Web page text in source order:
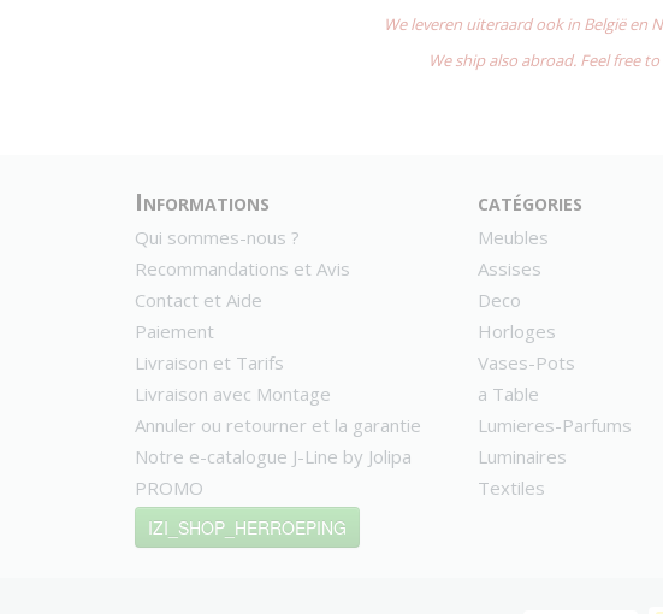
We leveren uiteraard ook in België en
We ship also abroad. Feel free
Informations
Qui sommes-nous ?
Recommandations et Avis
Contact et Aide
Paiement
Livraison et Tarifs
Livraison avec Montage
Annuler ou retourner et la garantie
Notre e-catalogue J-Line by Jolipa
PROMO
IZI_SHOP_HERROEPING
catégories
Meubles
Assises
Deco
Horloges
Vases-Pots
a Table
Lumieres-Parfums
Luminaires
Textiles